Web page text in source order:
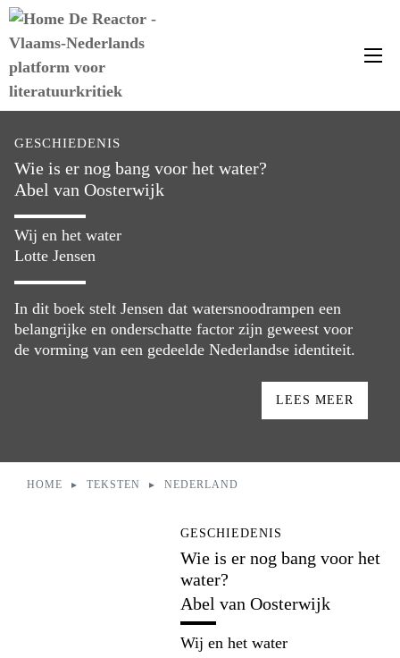
GESCHIEDENIS
Wie is er nog bang voor het water?
Abel van Oosterwijk
Wij en het water
Lotte Jensen
In dit boek stelt Jensen dat watersnoodrampen een
belangrijke en onderschatte factor zijn geweest voor
de vorming van een gedeelde Nederlandse identiteit.
LEES MEER
U bent hier:
HOME TEKSTEN NEDERLAND
Wie is er nog bang voor het
water?
Abel van Oosterwijk
GESCHIEDENIS
Wij en het water